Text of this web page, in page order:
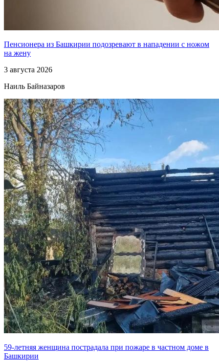
Пенсионера из Башкирии подозревают в нападении с ножом
на жену
3 августа 2026
Наиль Байназаров
59-летняя женщина пострадала при пожаре в частном доме в
Башкирии